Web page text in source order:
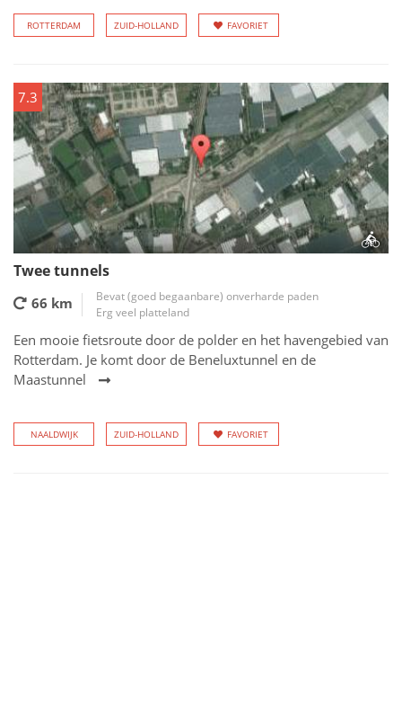
ROTTERDAM ZUID-HOLLAND FAVORIET
7.3
Twee tunnels
66 km
Bevat (goed begaanbare) onverharde paden
Erg veel platteland
Een mooie fietsroute door de polder en het havengebied van
Rotterdam. Je komt door de Beneluxtunnel en de
Maastunnel
NAALDWIJK ZUID-HOLLAND FAVORIET